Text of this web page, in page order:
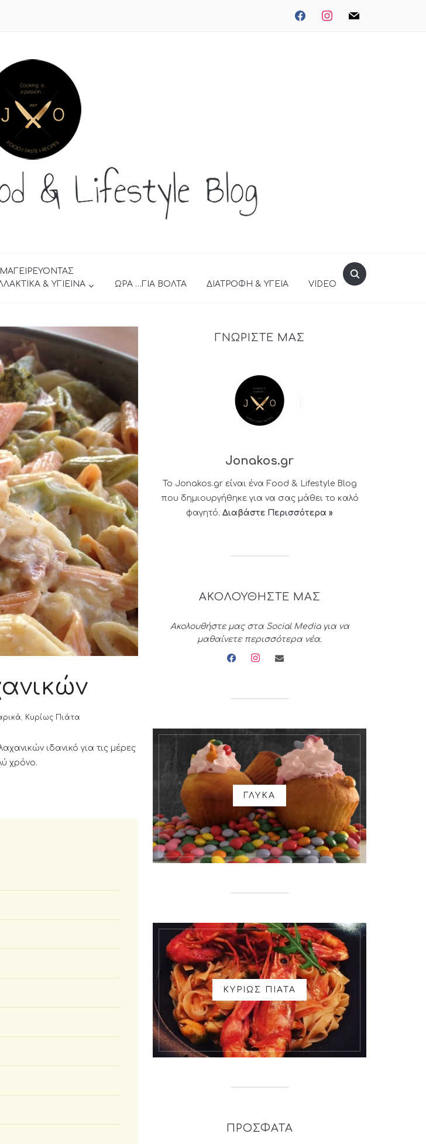
facebookinstagrammail
ΜΑΓΕΙΡΕΥΟΝΤΑΣ
& ΥΓΙΕΙΝΑ
ΩΡΑ …ΓΙΑ ΒΟΛΤΑ ΔΙΑΤΡΟΦΗ & ΥΓΕΙΑ VIDEO
, Κυρίως Πιάτα
ιδανικό για τις μέρες
χρόνο.
ΓΝΩΡΙΣΤΕ ΜΑΣ
Jonakos.gr
Το Jonakos.gr είναι ένα Food & Lifestyle Blog
που δημιουργήθηκε για να σας μάθει το καλό
φαγητό. Διαβάστε Περισσότερα »
ΑΚΟΛΟΥΘΗΣΤΕ ΜΑΣ
Ακολουθήστε μας στα Social Media για να
μαθαίνετε περισσότερα νέα.
facebookinstagramenvelope
ΓΛΥΚΑ
ΚΥΡΙΩΣ ΠΙΑΤΑ
ΠΡΟΣΦΑΤΑ